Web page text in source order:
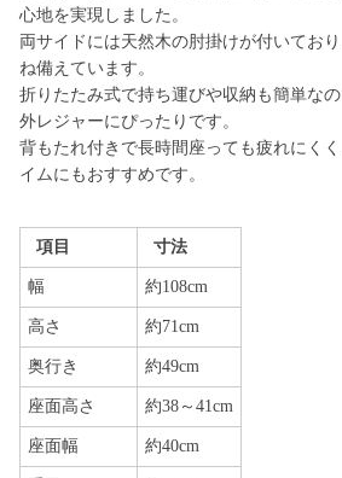
心地を実現しました。
両サイドには天然木の肘掛けが付いてお
ね備えています。
折りたたみ式で持ち運びや収納も簡単な
外レジャーにぴったりです。
背もたれ付きで長時間座っても疲れにく
イムにもおすすめです。
項目 寸法
幅 約108cm
高さ 約71cm
奥行き 約49cm
座面高さ 約38～41cm
座面幅 約40cm